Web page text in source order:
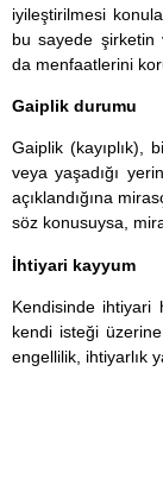
iyileştirilmesi
bu sayede şirketin
da menfaatlerini
Gaiplik durumu
Gaiplik (kayıplık),
veya yaşadığı
açıklandığına
söz konusuysa,
İhtiyari kayyum
Kendisinde ihtiyari
kendi isteği
engellilik, ihtiyarlık